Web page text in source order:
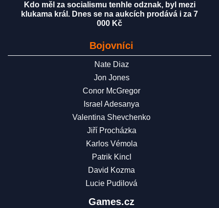
Kdo měl za socialismu tenhle odznak, byl mezi
klukama král. Dnes se na aukcích prodává i za 7
000 Kč
Bojovníci
Nate Diaz
Jon Jones
Conor McGregor
Israel Adesanya
Valentina Shevchenko
Jiří Procházka
Karlos Vémola
Patrik Kincl
David Kozma
Lucie Pudilová
Games.cz